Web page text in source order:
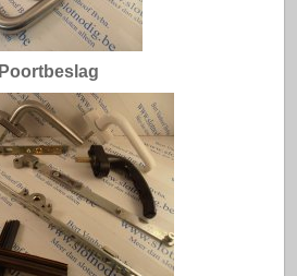
Poortbeslag